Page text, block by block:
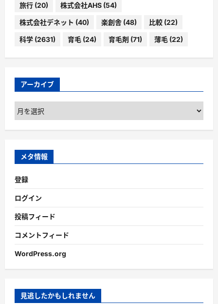
旅行 (20) 株式会社AHS (54)
株式会社デネット (40) 楽創舎 (48) 比較 (22)
科学 (2631) 育毛 (24) 育毛剤 (71) 薄毛 (22)
アーカイブ
ア
ー
カ
ブ
メタ情報
登録
ログイン
投稿フィード
コメントフィード
WordPress.org
見逃したかもしれません